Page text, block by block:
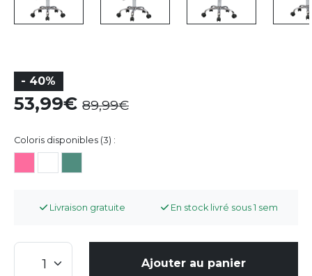
- 40%
53,99 89,99
Coloris disponibles (3) :
Livraison gratuite En stock livré sous 1 sem
Ajouter au panier